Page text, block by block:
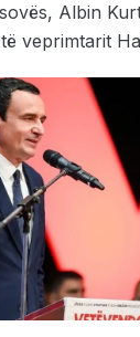
Albin
veprimtarit